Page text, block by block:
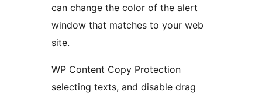
can change the color of the alert
window that matches to your web
site.
WP Content Copy Protection
selecting texts, and disable drag